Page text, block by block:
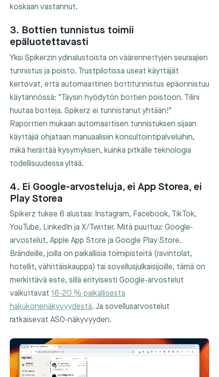
koskaan vastannut.
3. Bottien tunnistus toimii
epäluotettavasti
Yksi Spikerzin ydinalustoista on väärennettyjen seuraajien
tunnistus ja poisto. Trustpilotissa useat käyttäjät
kertovat, että automaattinen bottitunnistus epäonnistuu
käytännössä: "Täysin hyödytön bottien poistoon. Tilini
huutaa botteja. Spikerz ei tunnistanut yhtään!"
Raporttien mukaan automaattisen tunnistuksen sijaan
käyttäjiä ohjataan manuaalisiin konsultointipalveluihin,
mikä herättää kysymyksen, kuinka pitkälle teknologia
todellisuudessa yltää.
4. Ei Google-arvosteluja, ei App Storea, ei
Play Storea
Spikerz tukee 6 alustaa: Instagram, Facebook, TikTok,
YouTube, LinkedIn ja X/Twitter. Mitä puuttuu: Google-
arvostelut, Apple App Store ja Google Play Store.
Brändeille, joilla on paikallisia toimipisteitä (ravintolat,
hotellit, vähittäiskauppa) tai sovellusjulkaisijoille, tämä on
merkittävä este, sillä erityisesti Google-arvostelut
vaikuttavat 16-20 % paikallisesta
hakukonenäkyvyydestä. Ja sovellusarvostelut
ratkaisevat ASO-näkyvyyden.